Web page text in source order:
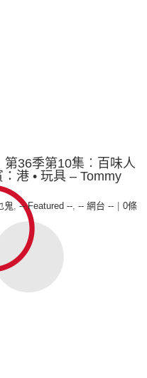
第36季第10集︰百味人
港 • 玩具 – Tommy
鬼,-- Featured --, -- 網台 --
0條